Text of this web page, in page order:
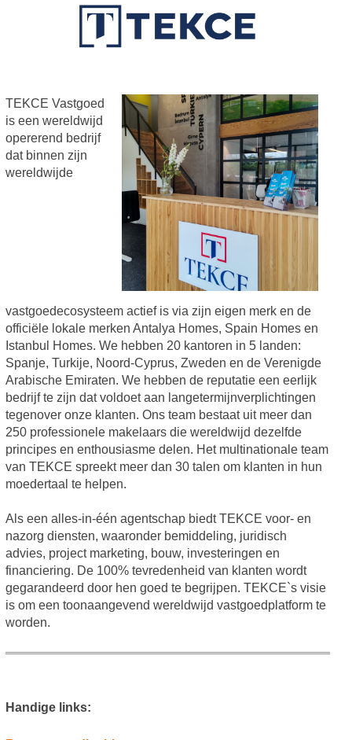
TEKCE Vastgoed
is een wereldwijd
opererend bedrijf
dat binnen zijn
wereldwijde
vastgoedecosysteem actief is via zijn eigen merk en de
officiële lokale merken Antalya Homes, Spain Homes en
Istanbul Homes. We hebben 20 kantoren in 5 landen:
Spanje, Turkije, Noord-Cyprus, Zweden en de Verenigde
Arabische Emiraten. We hebben de reputatie een eerlijk
bedrijf te zijn dat voldoet aan langetermijnverplichtingen
tegenover onze klanten. Ons team bestaat uit meer dan
250 professionele makelaars die wereldwijd dezelfde
principes en enthousiasme delen. Het multinationale team
van TEKCE spreekt meer dan 30 talen om klanten in hun
moedertaal te helpen.
Als een alles-in-één agentschap biedt TEKCE voor- en
nazorg diensten, waaronder bemiddeling, juridisch
advies, project marketing, bouw, investeringen en
financiering. De 100% tevredenheid van klanten wordt
gegarandeerd door hen goed te begrijpen. TEKCE`s visie
is om een toonaangevend wereldwijd vastgoedplatform te
worden.
Handige links: